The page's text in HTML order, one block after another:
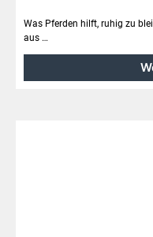
Was Pferden hilft, ruhig zu
aus …